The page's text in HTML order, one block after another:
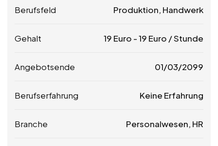
Berufsfeld Produktion, Handwerk
Gehalt 19 Euro -19 Euro / Stunde
Angebotsende 01/03/2099
Berufserfahrung Keine Erfahrung
Branche Personalwesen, HR